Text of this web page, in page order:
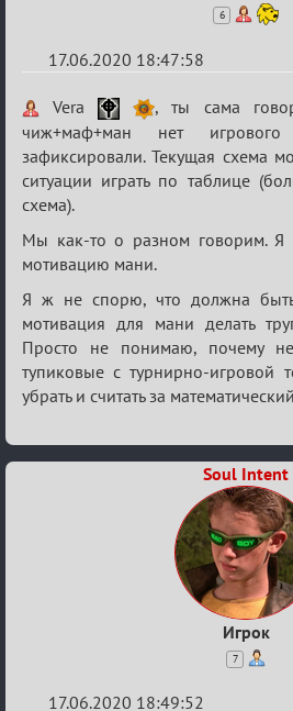
6
17.06.2020 18:47:58
Re:
Семейный
кубок
Vera
, ты сама
чиж+маф+ман нет
зафиксировали. Текущая схема
ситуации играть по таблице
схема).
Мы как-то о разном говорим. Я
мотивацию мани.
Я ж не спорю, что должна быть
мотивация для мани делать
Просто не понимаю, почему
тупиковые с турнирно-игровой
убрать и считать за
Soul Intent
Игрок
7
17.06.2020 18:49:52